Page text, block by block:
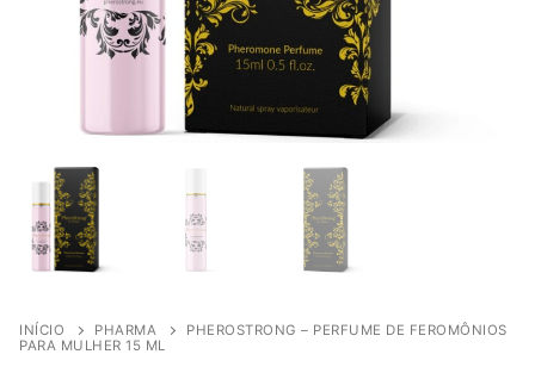
INÍCIO PHARMA
PHEROSTRONG – PERFUME DE FEROMÔNIOS
PARA MULHER 15 ML